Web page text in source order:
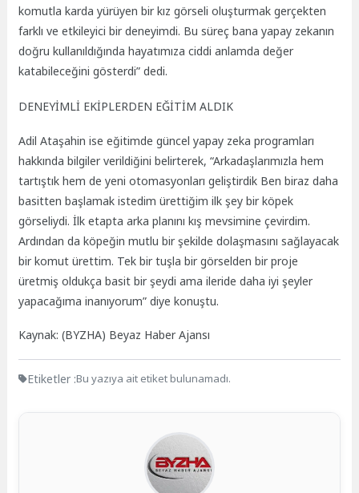
komutla karda yürüyen bir kız görseli oluşturmak gerçekten
farklı ve etkileyici bir deneyimdi. Bu süreç bana yapay zekanın
doğru kullanıldığında hayatımıza ciddi anlamda değer
katabileceğini gösterdi” dedi.
DENEYİMLİ EKİPLERDEN EĞİTİM ALDIK
Adil Ataşahin ise eğitimde güncel yapay zeka programları
hakkında bilgiler verildiğini belirterek, “Arkadaşlarımızla hem
tartıştık hem de yeni otomasyonları geliştirdik Ben biraz daha
basitten başlamak istedim ürettiğim ilk şey bir köpek
görseliydi. İlk etapta arka planını kış mevsimine çevirdim.
Ardından da köpeğin mutlu bir şekilde dolaşmasını sağlayacak
bir komut ürettim. Tek bir tuşla bir görselden bir proje
üretmiş oldukça basit bir şeydi ama ileride daha iyi şeyler
yapacağıma inanıyorum” diye konuştu.
Kaynak: (BYZHA) Beyaz Haber Ajansı
Etiketler :Bu yazıya ait etiket bulunamadı.